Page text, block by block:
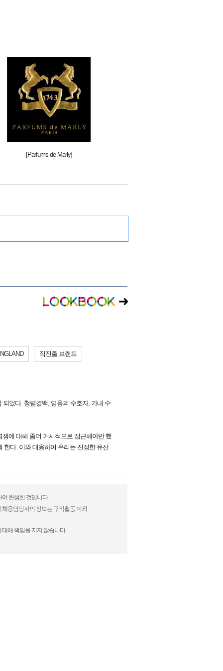
[Parfums de Marly]
직진출 브랜드
되었다. 청렴결백, 영웅의 수호자, 가내 수
에 대해 좀더 거시적으로 접근해야만 했
한다. 이와 대응하여 우리는 진정한 유산
여 완성한 것입니다.
용담당자의 정보는 구직활동 이외
해 책임을 지지 않습니다.